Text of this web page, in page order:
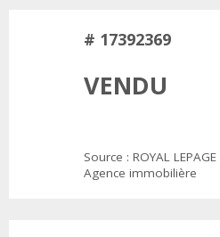
# 17392369
VENDU
Source : ROYAL
Agence immobilière